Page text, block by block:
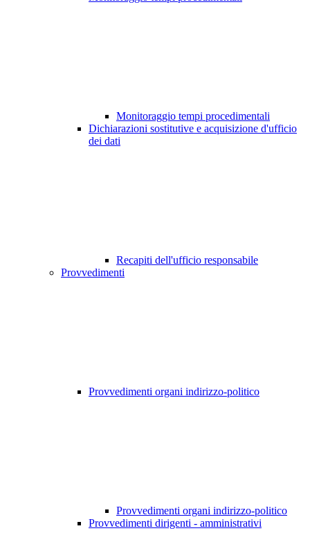
Monitoraggio tempi procedimentali
Dichiarazioni sostitutive e acquisizione d'ufficio
dei dati
Recapiti dell'ufficio responsabile
Provvedimenti
Provvedimenti organi indirizzo-politico
Provvedimenti organi indirizzo-politico
Provvedimenti dirigenti - amministrativi